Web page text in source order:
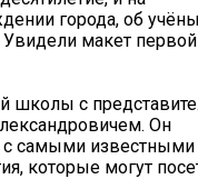
города, об
Увидели макет
школы с
Он
с самыми известными
которые могут